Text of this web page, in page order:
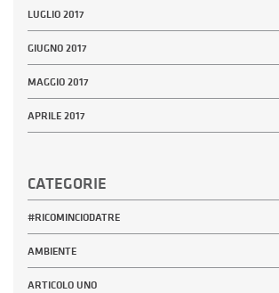
LUGLIO 2017
GIUGNO 2017
MAGGIO 2017
APRILE 2017
CATEGORIE
#RICOMINCIODATRE
AMBIENTE
ARTICOLO UNO